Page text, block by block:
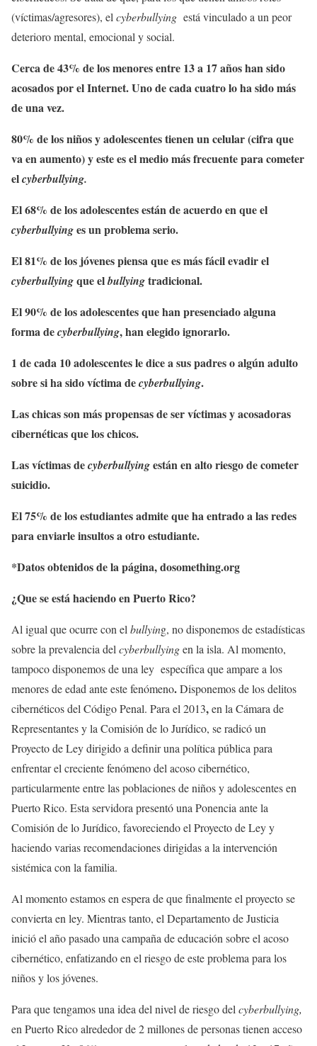
(víctimas/agresores), elcyberbullying está vinculado a un peor
deterioro mental, emocional y social.
Cerca de 43% de los menores entre 13 a 17 años han sido
acosados por el Internet. Uno de cada cuatro lo ha sido más
de una vez.
80% de los niños y adolescentes tienen un celular (cifra que
va en aumento) y este es el medio más frecuente para cometer
elcyberbullying.
El 68% de los adolescentes están de acuerdo en que el
cyberbullyinges un problema serio.
El 81% de los jóvenes piensa que es más fácil evadir el
cyberbullyingque elbullyingtradicional.
El 90% de los adolescentes que han presenciado alguna
forma decyberbullying, han elegido ignorarlo.
1 de cada 10 adolescentes le dice a sus padres o algún adulto
sobre si ha sido víctima decyberbullying.
Las chicas son más propensas de ser víctimas y acosadoras
cibernéticas que los chicos.
Las víctimas decyberbullyingestán en alto riesgo de cometer
suicidio.
El 75% de los estudiantes admite que ha entrado a las redes
para enviarle insultos a otro estudiante.
*Datos obtenidos de la página, dosomething.org
¿Que se está haciendo en Puerto Rico?
Al igual que ocurre con elbullying, no disponemos de estadísticas
sobre la prevalencia delcyberbullyingen la isla. Al momento,
tampoco disponemos de una ley específica que ampare a los
menores de edad ante este fenómeno.Disponemos de los delitos
cibernéticos del Código Penal. Para el 2013,enla Cámara de
Representantes y la Comisión de lo Jurídico, se radicó un
Proyecto de Ley dirigido a definir una política pública para
enfrentar el creciente fenómeno del acoso cibernético,
particularmente entre las poblaciones de niños y adolescentes en
Puerto Rico. Esta servidora presentó una Ponencia ante la
Comisión de lo Jurídico, favoreciendo el Proyecto de Ley y
haciendo varias recomendaciones dirigidas a la intervención
sistémica con la familia.
Al momento estamos en espera de que finalmente el proyecto se
convierta en ley. Mientras tanto, el Departamento de Justicia
inició el año pasado una campaña de educación sobre el acoso
cibernético, enfatizando en el riesgo de este problema para los
niños y los jóvenes.
Para que tengamos una idea del nivel de riesgo delcyberbullying,
en Puerto Rico alrededor de 2 millones de personas tienen acceso